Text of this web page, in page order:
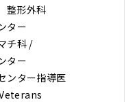
整形外科
ター
チ科 /
ター
ンター指導医